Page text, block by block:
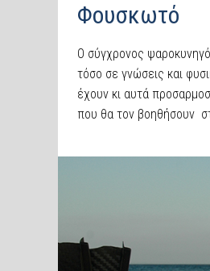
Φουσκωτό
Ο σύγχρονος
τόσο σε γνώσεις και
έχουν κι αυτά
που θα τον βοηθήσουν